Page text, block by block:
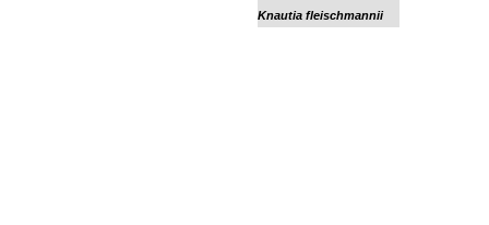
Knautia fleischmannii